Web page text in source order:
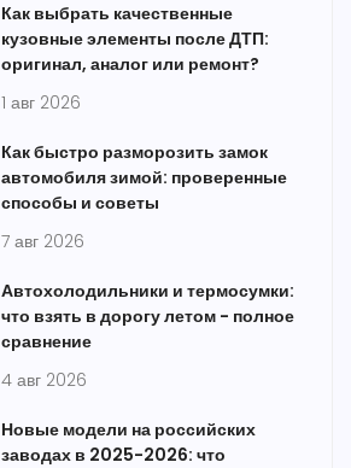
Как выбрать качественные
кузовные элементы после ДТП:
оригинал, аналог или ремонт?
1 авг 2026
Как быстро разморозить замок
автомобиля зимой: проверенные
способы и советы
7 авг 2026
Автохолодильники и термосумки:
что взять в дорогу летом - полное
сравнение
4 авг 2026
Новые модели на российских
заводах в 2025-2026: что